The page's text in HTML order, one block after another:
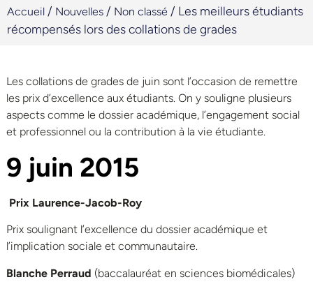
Accueil / Nouvelles / Non classé / Les meilleurs étudiants
récompensés lors des collations de grades
Les collations de grades de juin sont l’occasion de remettre
les prix d’excellence aux étudiants. On y souligne plusieurs
aspects comme le dossier académique, l’engagement social
et professionnel ou la contribution à la vie étudiante.
9 juin 2015
Prix Laurence-Jacob-Roy
Prix soulignant l’excellence du dossier académique et
l’implication sociale et communautaire.
Blanche Perraud (baccalauréat en sciences biomédicales)